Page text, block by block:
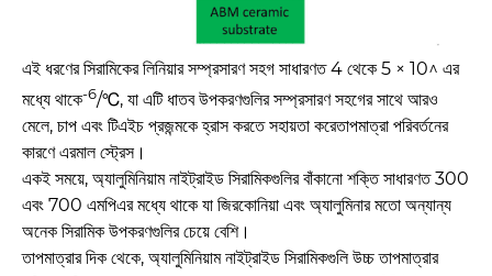
এই ধরণের সিরামিকের লিনিয়ার সম্প্রসারণ সহগ সাধারণত 4 থেকে 5 × 10^ এর
মধ্যে থাকে-6/℃, যা এটি ধাতব উপকরণগুলির সম্প্রসারণ সহগের সাথে আরও
মেলে, চাপ এবং টিএইচ প্রজন্মকে হ্রাস করতে সহায়তা করেতাপমাত্রা পরিবর্তনের
কারণে এরমাল স্ট্রেস।
একই সময়ে, অ্যালুমিনিয়াম নাইট্রাইড সিরামিকগুলির বাঁকানো শক্তি সাধারণত 300
এবং 700 এমপিএর মধ্যে থাকে যা জিরকোনিয়া এবং অ্যালুমিনার মতো অন্যান্য
অনেক সিরামিক উপকরণগুলির চেয়ে বেশি।
তাপমাত্রার দিক থেকে, অ্যালুমিনিয়াম নাইট্রাইড সিরামিকগুলি উচ্চ তাপমাত্রার